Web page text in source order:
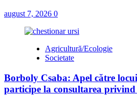
august 7, 2026 0
Agricultură/Ecologie
Societate
Borboly Csaba: Apel către
participe la consultarea